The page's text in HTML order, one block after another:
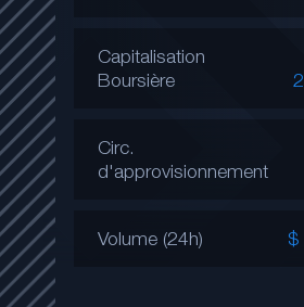
Capitalisation
Boursière
Circ.
d'approvisionnement
Volume (24h) $